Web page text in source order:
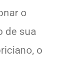
o
de sua
o